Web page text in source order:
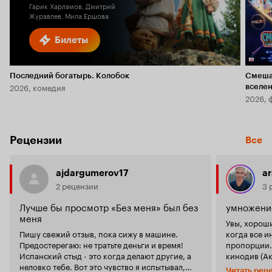
Билеты
Гарик Харламов, Дмитрий
Журавлев, Мила Ершова
Последний богатырь. Колобок
2026, комедия
2026,
Рецензии Все
ajdargumerov17
2 рецензии
Лучше бы просмотр «Без меня» был без
меня
Пишу свежий отзыв, пока сижу в машине.
Предостерегаю: не тратьте деньги и время!
Испанский стыд - это когда делают другие, а
неловко тебе. Вот это чувство я испытывал,
3
Увы,
когда все
кинодив
открытие,